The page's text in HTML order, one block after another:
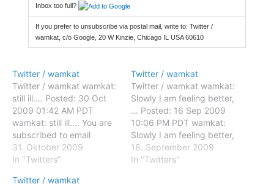
Inbox too full?
If you prefer to unsubscribe via postal mail, write to: Twitter /
wamkat, c/o Google, 20 W Kinzie, Chicago IL USA 60610
Twitter / wamkat
Twitter / wamkat wamkat:
still ill.... Posted: 30 Oct
2009 01:42 AM PDT
wamkat: still ill.... You are
subscribed to email
updates from Twitter /
wamkat To stop receiving
31. Oktober 2009
In "Twitters"
Twitter / wamkat
Twitter / wamkat wamkat:
Slowly I am feeling better,
... Posted: 16 Sep 2009
10:06 PM PDT wamkat:
Slowly I am feeling better,
... You are subscribed to
email updates from
18. September 2009
In "Twitters"
Twitter / wamkat